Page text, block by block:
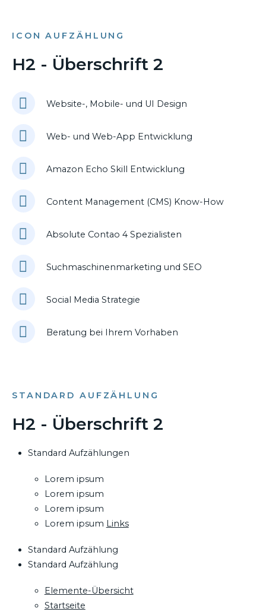
ICON AUFZÄHLUNG
H2 - Überschrift 2
Website-, Mobile- und UI Design
Web- und Web-App Entwicklung
Amazon Echo Skill Entwicklung
Content Management (CMS) Know-How
Absolute Contao 4 Spezialisten
Suchmaschinenmarketing und SEO
Social Media Strategie
Beratung bei Ihrem Vorhaben
STANDARD AUFZÄHLUNG
H2 - Überschrift 2
Standard Aufzählungen
Lorem ipsum
Lorem ipsum
Lorem ipsum
Lorem ipsum Links
Standard Aufzählung
Standard Aufzählung
Elemente-Übersicht
Startseite